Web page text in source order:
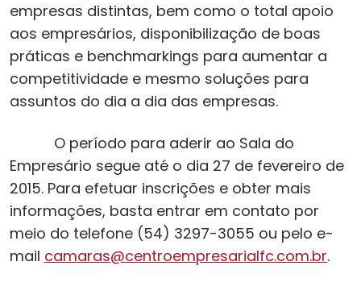
empresas distintas, bem como o total apoio
aos empresários, disponibilização de boas
práticas e benchmarkings para aumentar a
competitividade e mesmo soluções para
assuntos do dia a dia das empresas.
O período para aderir ao Sala do
Empresário segue até o dia 27 de fevereiro de
2015. Para efetuar inscrições e obter mais
informações, basta entrar em contato por
meio do telefone (54) 3297-3055 ou pelo e-
mail camaras@centroempresarialfc.com.br.